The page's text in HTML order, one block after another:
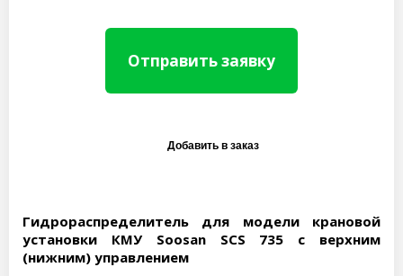
Отправить заявку
Гидрораспределитель для модели крановой
установки КМУ Soosan SCS 735 с верхним
(нижним) управлением